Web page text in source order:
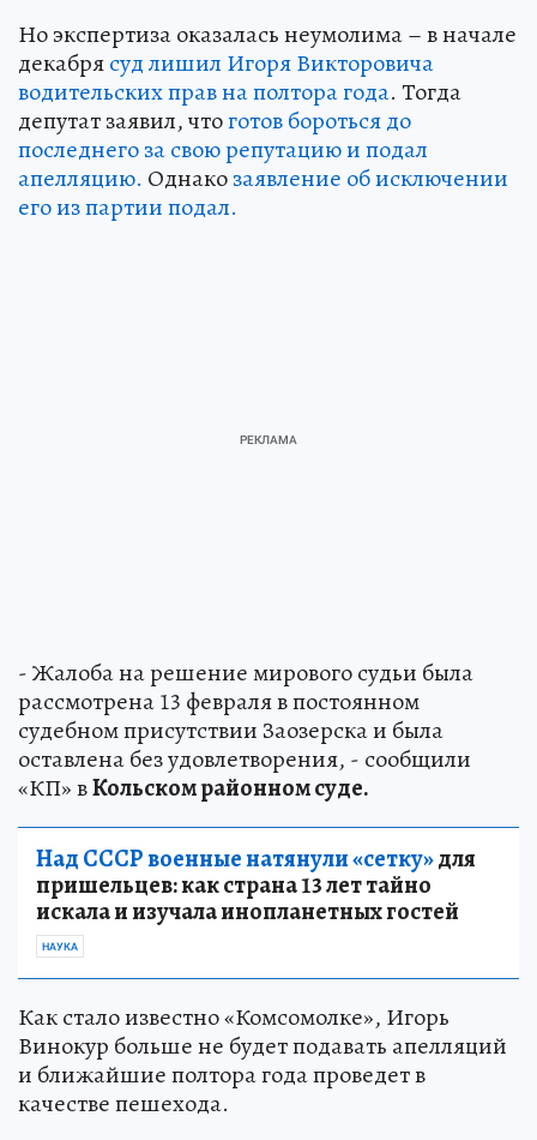
Но экспертиза оказалась неумолима – в начале
декабрясуд лишил Игоря Викторовича
водительских прав на полтора года. Тогда
депутат заявил, чтоготов бороться до
последнего за свою репутацию и подал
апелляцию. Однакозаявление об исключении
его из партии подал.
- Жалоба на решение мирового судьи была
рассмотрена 13 февраля в постоянном
судебном присутствии Заозерска и была
оставлена без удовлетворения, - сообщили
«КП» вКольском районном суде.
Над СССР военные натянули «сетку»для
пришельцев: как страна 13 лет тайно
искала и изучала инопланетных гостей
НАУКА
Как стало известно «Комсомолке», Игорь
Винокур больше не будет подавать апелляций
и ближайшие полтора года проведет в
качестве пешехода.